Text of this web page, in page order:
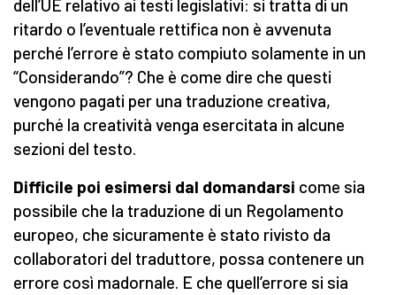
dell’UE relativo ai testi legislativi: si tratta di un
ritardo o l’eventuale rettifica non è avvenuta
perché l’errore è stato compiuto solamente in un
“Considerando”? Che è come dire che questi
vengono pagati per una traduzione creativa,
purché la creatività venga esercitata in alcune
sezioni del testo.
Difficile poi esimersi dal domandarsi come sia
possibile che la traduzione di un Regolamento
europeo, che sicuramente è stato rivisto da
collaboratori del traduttore, possa contenere un
errore così madornale. E che quell’errore si sia